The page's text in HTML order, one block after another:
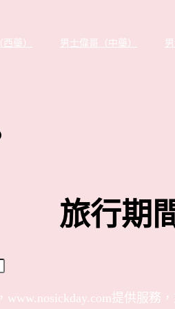
藥） 男士偉哥（中藥）
旅行期
提供服務